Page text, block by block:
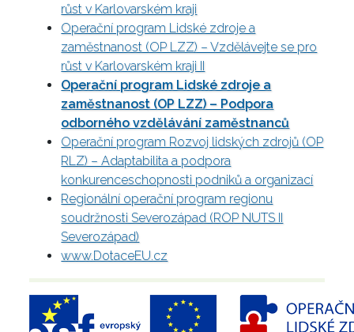
růst v Karlovarském kraji
Operační program Lidské zdroje a
zaměstnanost (OP LZZ) – Vzdělávejte se pro
růst v Karlovarském kraji II
Operační program Lidské zdroje a
zaměstnanost (OP LZZ) – Podpora
odborného vzdělávání zaměstnanců
Operační program Rozvoj lidských zdrojů (OP
RLZ) – Adaptabilita a podpora
konkurenceschopnosti podniků a organizací
Regionální operační program regionu
soudržnosti Severozápad (ROP NUTS II
Severozápad)
www.DotaceEU.cz